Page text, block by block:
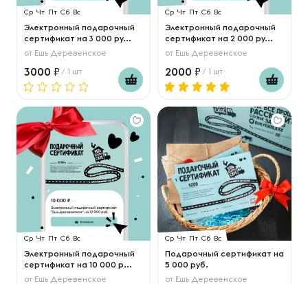
Ср Чт Пт Сб Вс
Электронный подарочный
сертификат на 3 000 ру...
от Ешь Деревенское
3000 / 1 шт
Ср Чт Пт Сб Вс
Электронный подарочный
сертификат на 2 000 ру...
от Ешь Деревенское
2000 / 1 шт
Ср Чт Пт Сб Вс
Электронный подарочный
сертификат на 10 000 р...
от Ешь Деревенское
Ср Чт Пт Сб Вс
Подарочный сертификат на
5 000 руб.
от Ешь Деревенское